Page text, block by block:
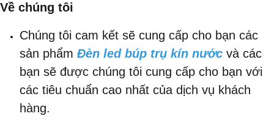
Về chúng tôi
Chúng tôi cam kết sẽ cung cấp cho bạn các
sản phẩm Đèn led búp trụ kín nước và các
bạn sẽ được chúng tôi cung cấp cho bạn với
các tiêu chuẩn cao nhất của dịch vụ khách
hàng.